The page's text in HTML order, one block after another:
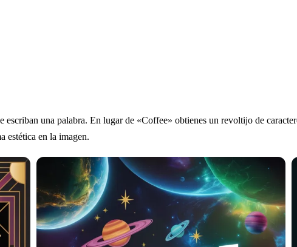
una palabra. En lugar de «Coffee» obtienes un revoltijo de
estética en la imagen.